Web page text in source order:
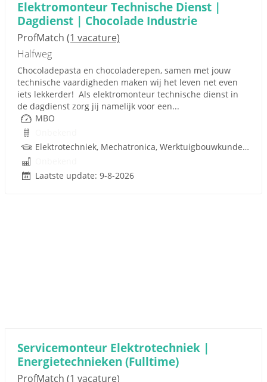
Elektromonteur Technische Dienst |
Dagdienst | Chocolade Industrie
ProfMatch (1 vacature)
Halfweg
Chocoladepasta en chocoladerepen, samen met jouw
technische vaardigheden maken wij het leven net even
iets lekkerder! Als elektromonteur technische dienst in
de dagdienst zorg jij namelijk voor een...
MBO
Elektrotechniek, Mechatronica, Werktuigbouwkunde, Besturingstechniek, Techniek
Laatste update: 9-8-2026
Servicemonteur Elektrotechniek |
Energietechnieken (Fulltime)
ProfMatch (1 vacature)